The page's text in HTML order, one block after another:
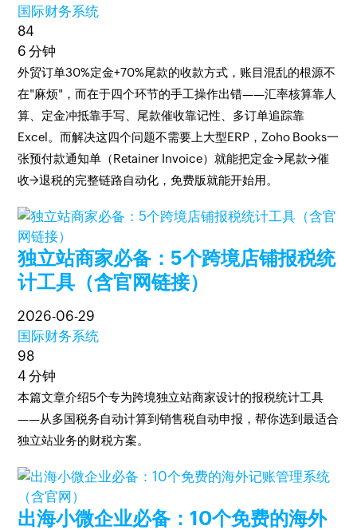
国际财务系统
84
6 分钟
外贸订单30%定金+70%尾款的收款方式，账目混乱的根源不
在"麻烦"，而在于四个环节的手工操作出错——汇率核算靠人
算、定金冲抵靠手写、尾款催收靠记性、多订单追踪靠
Excel。而解决这四个问题不需要上大型ERP，Zoho Books一
张预付款通知单（Retainer Invoice）就能把定金→尾款→催
收→退税的完整链路自动化，免费版就能开始用。
独立站商家必备：5个跨境店铺报税统
计工具（含官网链接）
2026-06-29
国际财务系统
98
4 分钟
本篇文章介绍5个专为跨境独立站商家设计的报税统计工具
——从多国税务自动计算到销售税自动申报，帮你选到最适合
独立站业务的财税方案。
出海小微企业必备：10个免费的海外